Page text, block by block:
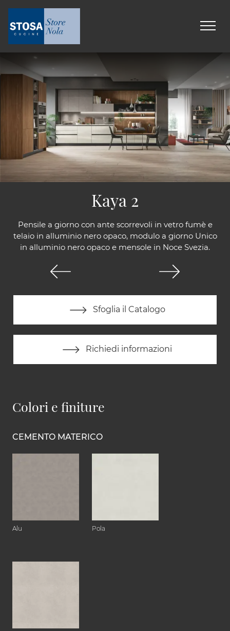
Pensile a giorno con ante scorrevoli in vetro fumè e
telaio in alluminio nero opaco, modulo a giorno Unico
in alluminio nero opaco e mensole in Noce Svezia.
Sfoglia il Catalogo
Richiedi informazioni
Kaya 2
Colori e finiture
CEMENTO MATERICO
Alu Pola